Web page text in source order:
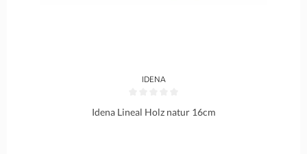
IDENA
Idena Lineal Holz natur 16cm